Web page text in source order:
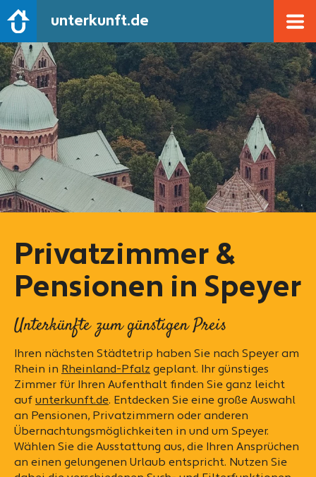
unterkunft.de
Privatzimmer &
Pensionen in Speyer
Unterkünfte zum günstigen Preis
Ihren nächsten Städtetrip haben Sie nach Speyer am
Rhein in Rheinland-Pfalz geplant. Ihr günstiges
Zimmer für Ihren Aufenthalt finden Sie ganz leicht
auf unterkunft.de. Entdecken Sie eine große Auswahl
an Pensionen, Privatzimmern oder anderen
Übernachtungsmöglichkeiten in und um Speyer.
Wählen Sie die Ausstattung aus, die Ihren Ansprüchen
an einen gelungenen Urlaub entspricht. Nutzen Sie